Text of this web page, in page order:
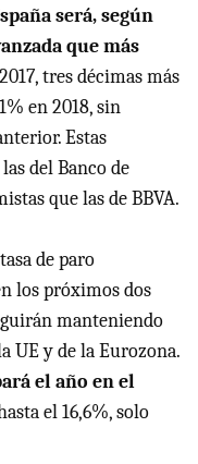
será, según
que más
tres décimas más
en 2018, sin
Estas
del Banco de
que las de BBVA.
de paro
los próximos dos
manteniendo
UE y de la Eurozona.
el año en el
el 16,6%, solo